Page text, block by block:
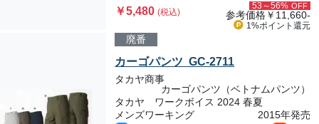
￥5,480(税込)
53～56% OFF
参考価格￥11,660-
1%ポイント 還元
廃番
カーゴパンツ GC-2711
タカヤ商事
カーゴパンツ（ベトナムパンツ）
タカヤ ワークボイス 2024 春夏
メンズワーキング
2015年発売